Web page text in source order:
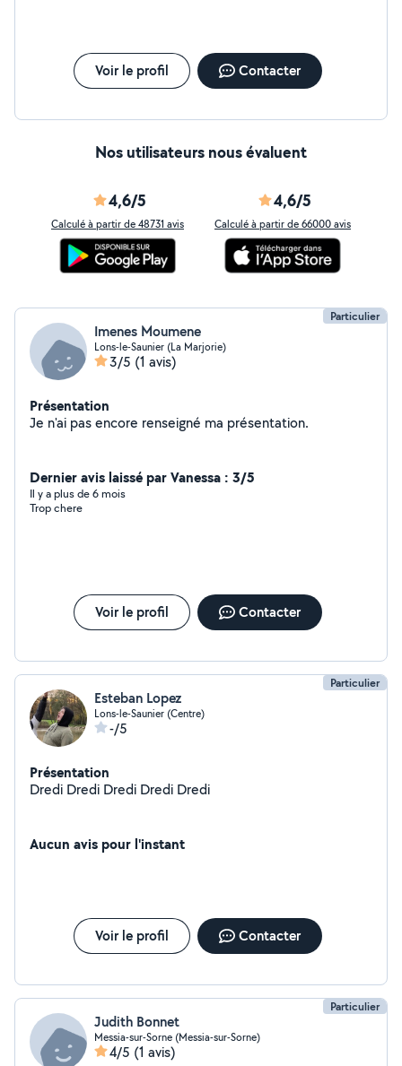
soutien psychologique / écoute..) N'hésitez pas à me
contacter et je vous répondrais dans les meilleurs
Voir le profil Contacter
Nos utilisateurs nous évaluent
4,6/5
Calculé à partir de 48731 avis
4,6/5
Calculé à partir de 66000 avis
Particulier
Imenes Moumene
Lons-le-Saunier (La Marjorie)
3/5 (1 avis)
Présentation
Je n'ai pas encore renseigné ma présentation.
Dernier avis laissé par Vanessa : 3/5
Il y a plus de 6 mois
Trop chere
Voir le profil Contacter
Particulier
Esteban Lopez
Lons-le-Saunier (Centre)
-/5
Présentation
Dredi Dredi Dredi Dredi Dredi
Aucun avis pour l'instant
Voir le profil Contacter
Particulier
Judith Bonnet
Messia-sur-Sorne (Messia-sur-Sorne)
4/5 (1 avis)